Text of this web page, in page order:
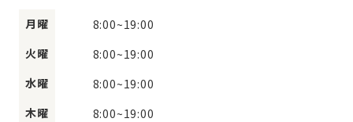
月曜 8:00~19:00
火曜
8:00~19:00
水曜
8:00~19:00
木曜
8:00~19:00